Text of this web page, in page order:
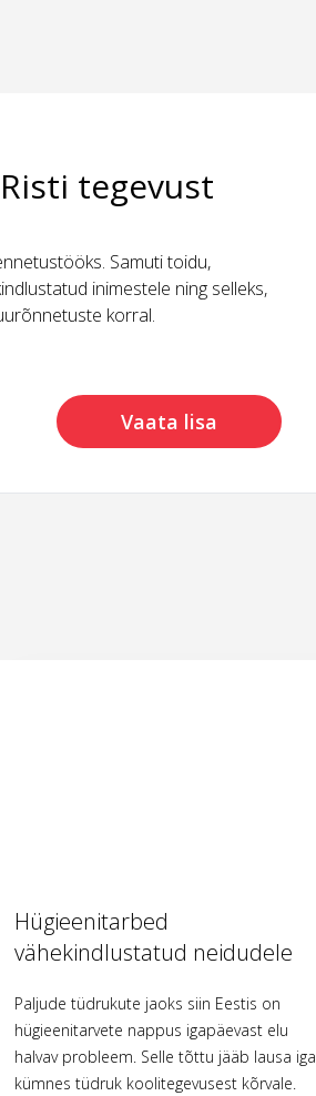
tegevust
Samuti toidu,
inimestele ning selleks,
korral.
Vaata lisa
Hügieenitarbed
vähekindlustatud neidudele
Paljude tüdrukute jaoks siin Eestis on
hügieenitarvete nappus igapäevast elu
halvav probleem. Selle tõttu jääb lausa iga
kümnes tüdruk koolitegevusest kõrvale.